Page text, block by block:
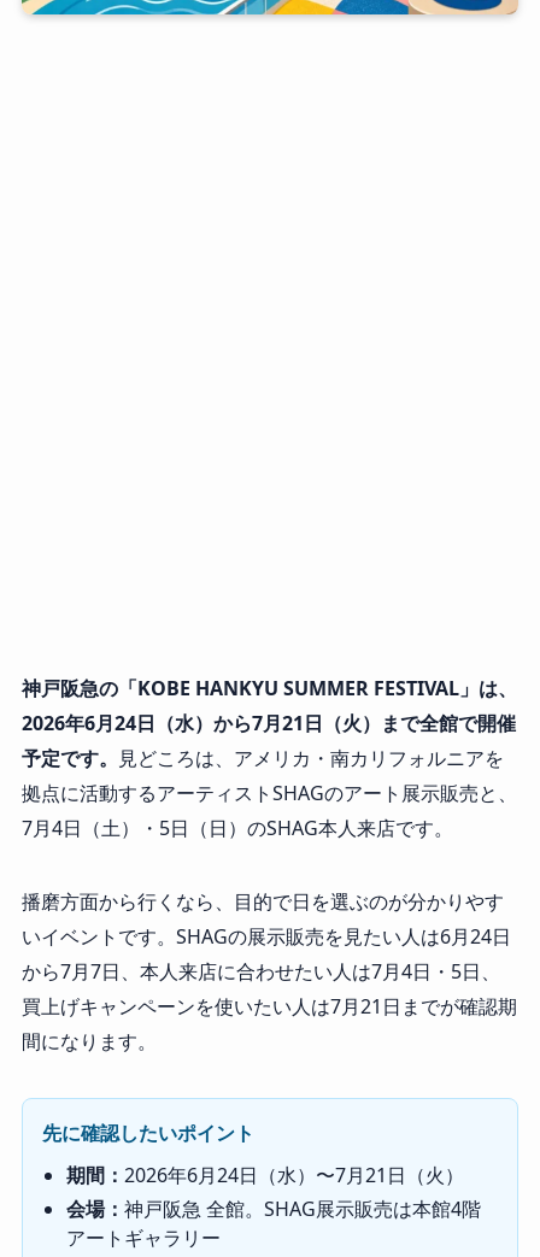
神戸阪急の「KOBE HANKYU SUMMER FESTIVAL」は、
2026年6月24日（水）から7月21日（火）まで全館で開催
予定です。 見どころは、アメリカ・南カリフォルニアを
拠点に活動するアーティストSHAGのアート展示販売と、
7月4日（土）・5日（日）のSHAG本人来店です。
播磨方面から行くなら、目的で日を選ぶのが分かりやす
いイベントです。SHAGの展示販売を見たい人は6月24日
から7月7日、本人来店に合わせたい人は7月4日・5日、
買上げキャンペーンを使いたい人は7月21日までが確認期
間になります。
先に確認したいポイント
期間： 2026年6月24日（水）〜7月21日（火）
会場： 神戸阪急 全館。SHAG展示販売は本館4階
アートギャラリー